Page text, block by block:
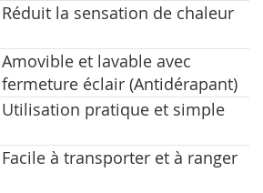
Réduit la sensation de chaleur
Amovible et lavable avec
fermeture éclair (Antidérapant)
Utilisation pratique et simple
Facile à transporter et à ranger